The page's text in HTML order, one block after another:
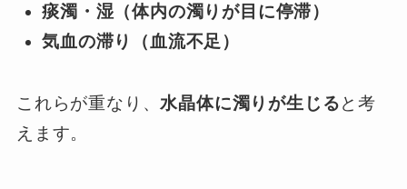
痰濁・湿（体内の濁りが目に停滞）
気血の滞り（血流不足）
これらが重なり、水晶体に濁りが生じると考
えます。